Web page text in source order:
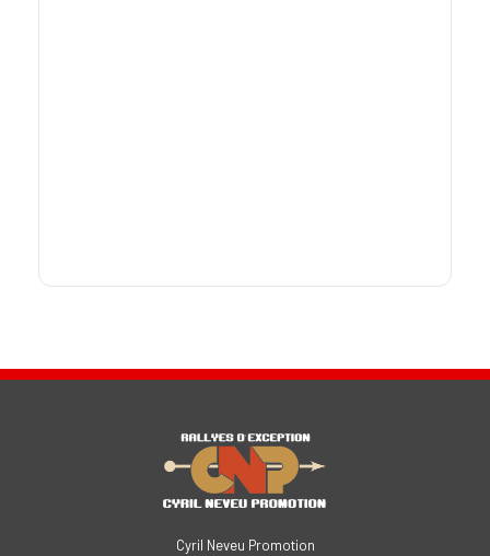
Cyril Neveu Promotion